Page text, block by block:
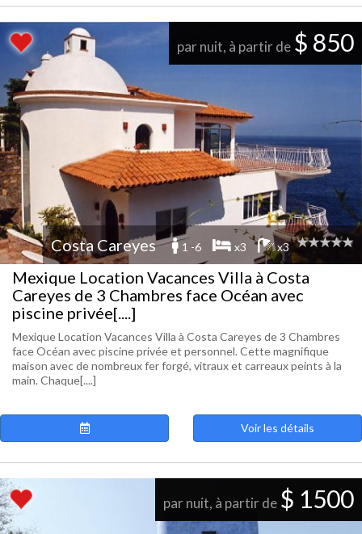
par nuit, à partir de $ 850
Costa Careyes 1 -6 x3 x3
Mexique Location Vacances Villa à Costa
Careyes de 3 Chambres face Océan avec
piscine privée[....]
Mexique Location Vacances Villa à Costa Careyes de 3 Chambres
face Océan avec piscine privée et personnel. Cette magnifique
maison avec de nombreux fer forgé, vitraux et carreaux peints à la
main. Chaque[....]
Voir les détails
par nuit, à partir de $ 1500